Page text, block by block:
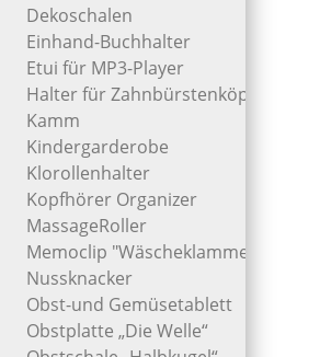
Dekoschalen
Einhand-Buchhalter
Etui für MP3-Player
Halter für Zahnbürstenköpfe
Kamm
Kindergarderobe
Klorollenhalter
Kopfhörer Organizer
MassageRoller
Memoclip "Wäscheklammer"
Nussknacker
Obst-und Gemüsetablett
Obstplatte „Die Welle“